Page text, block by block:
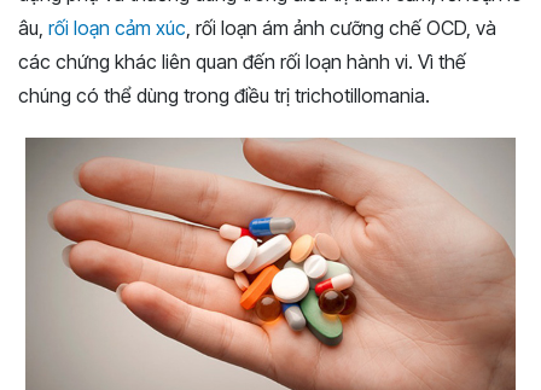
âu, rối loạn cảm xúc , rối loạn ám ảnh cưỡng chế OCD, và
các chứng khác liên quan đến rối loạn hành vi. Vì thế
chúng có thể dùng trong điều trị trichotillomania.